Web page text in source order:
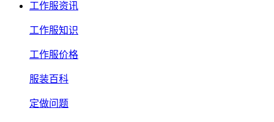
工作服资讯
工作服知识
工作服价格
服装百科
定做问题